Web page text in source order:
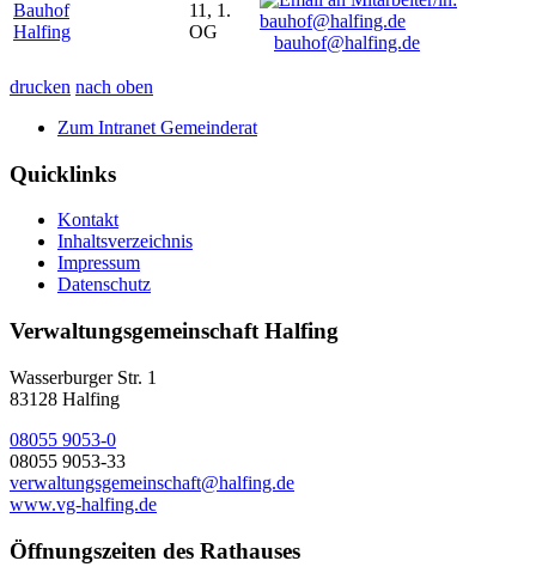
Bauhof
Halfing
11, 1.
OG
bauhof@halfing.de
drucken nach oben
Zum Intranet Gemeinderat
Quicklinks
Kontakt
Inhaltsverzeichnis
Impressum
Datenschutz
Verwaltungsgemeinschaft Halfing
Wasserburger Str. 1
83128 Halfing
08055 9053-0
08055 9053-33
verwaltungsgemeinschaft@halfing.de
www.vg-halfing.de
Öffnungszeiten des Rathauses